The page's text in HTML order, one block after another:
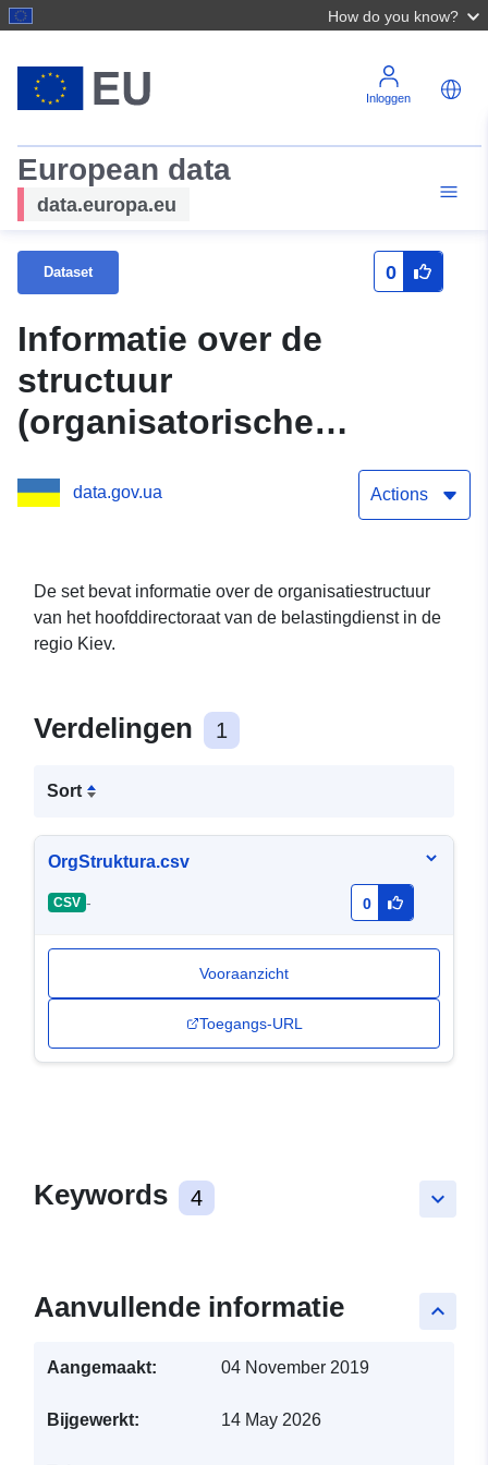
How do you know?
Inloggen
European data
data.europa.eu
Dataset 0
Informatie over de
structuur
(organisatorische
informatiemanager
data.gov.ua Actions
De set bevat informatie over de organisatiestructuur
van het hoofddirectoraat van de belastingdienst in de
regio Kiev.
Verdelingen 1
Sort
OrgStruktura.csv
CSV - 0
Vooraanzicht
Toegangs-URL
keyboard_arrow_down
Keywords 4
keyboard_arrow_up
Aanvullende informatie
Aangemaakt: 04 November 2019
Bijgewerkt: 14 May 2026